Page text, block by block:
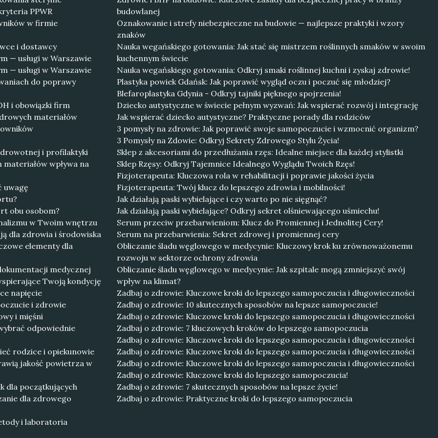
PPWR
w firmie
i dostawcy
— usługi w Warszawie
— usługi w Warszawie
do poprawy
i obowiązki firm
materiałów
i profilaktyki
wpływa na
uwagę
obu osobom?
w Twoim wnętrzu
dla zdrowia i środowiska
elementy dla
medycznej
Twoją kondycję
napięcie
i zdrowie
i mięśni
odpowiednie
rodzice i opiekunowie
jakość powietrza w
dla początkujących
dla zdrowego
i laboratoria
budowlanej
Oznakowanie i strefy niebezpieczne na budowie — najlepsze praktyki i wzory
znaków
Nauka wegańskiego gotowania: Jak stać się mistrzem roślinnych smaków w swoim
kuchennym świecie
Nauka wegańskiego gotowania: Odkryj smaki roślinnej kuchni i zyskaj zdrowie!
Plastyka powiek Gdańsk: Jak poprawić wygląd oczu i poczuć się młodziej?
Blefaroplastyka Gdynia - Odkryj tajniki pięknego spojrzenia!
Dziecko autystyczne w świecie pełnym wyzwań: Jak wspierać rozwój i integrację
Jak wspierać dziecko autystyczne? Praktyczne porady dla rodziców
3 pomysły na zdrowie: Jak poprawić swoje samopoczucie i wzmocnić organizm?
3 Pomysły na Zdowie: Odkryj Sekrety Zdrowego Stylu Życia!
Sklep z akcesoriami do przedłużania rzęs: Idealne miejsce dla każdej stylistki
Sklep Rzęsy: Odkryj Tajemnice Idealnego Wyglądu Twoich Rzęs!
Fizjoterapeuta: Kluczowa rola w rehabilitacji i poprawie jakości życia
Fizjoterapeuta: Twój klucz do lepszego zdrowia i mobilności!
Jak działają paski wybielające i czy warto po nie sięgnąć?
Jak działają paski wybielające? Odkryj sekret olśniewającego uśmiechu!
Serum przeciw przebarwieniom: Klucz do Promiennej i Jednolitej Cery!
Serum na przebarwienia: Sekret zdrowej i promiennej cery
Obliczanie śladu węglowego w medycynie: Kluczowy krok ku zrównoważonemu
rozwoju w sektorze ochrony zdrowia
Obliczanie śladu węglowego w medycynie: Jak szpitale mogą zmniejszyć swój
wpływ na klimat?
Zadbaj o zdrowie: Kluczowe kroki do lepszego samopoczucia i długowieczności
Zadbaj o zdrowie: 10 skutecznych sposobów na lepsze samopoczucie!
Zadbaj o zdrowie: Kluczowe kroki do lepszego samopoczucia i długowieczności
Zadbaj o zdrowie: 7 kluczowych kroków do lepszego samopoczucia
Zadbaj o zdrowie: Kluczowe kroki do lepszego samopoczucia i długowieczności
Zadbaj o zdrowie: Kluczowe kroki do lepszego samopoczucia i długowieczności
Zadbaj o zdrowie: Kluczowe kroki do lepszego samopoczucia i długowieczności
Zadbaj o zdrowie: Kluczowe kroki do lepszego samopoczucia!
Zadbaj o zdrowie: 7 skutecznych sposobów na lepsze życie!
Zadbaj o zdrowie: Praktyczne kroki do lepszego samopoczucia